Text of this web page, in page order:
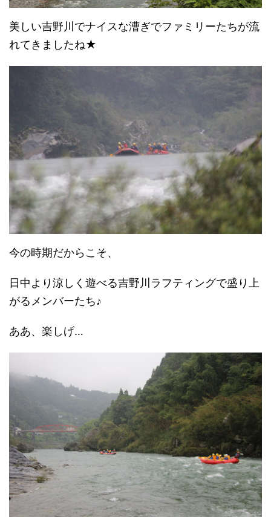
美しい吉野川でナイスな漕ぎでファミリーたちが流
れてきましたね★
今の時期だからこそ、
日中より涼しく遊べる吉野川ラフティングで盛り上
がるメンバーたち♪
ああ、楽しげ…